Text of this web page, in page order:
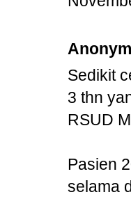
Sedikit
3 thn
RSUD
Pasien
selama